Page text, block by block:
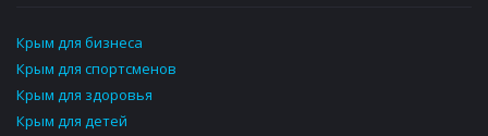
Крым для бизнеса
Крым для спортсменов
Крым для здоровья
Крым для детей